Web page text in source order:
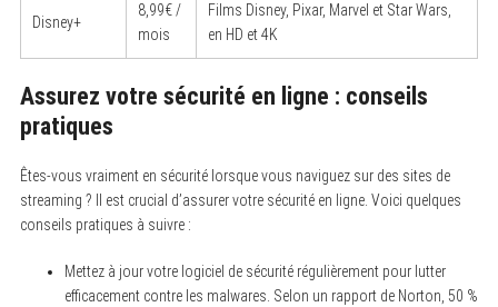
Disney+
8,99€ /
mois
Films Disney, Pixar, Marvel et Star Wars,
en HD et 4K
Assurez votre sécurité en ligne : conseils
pratiques
Êtes-vous vraiment en sécurité lorsque vous naviguez sur des sites de
streaming ? Il est crucial d’assurer votre sécurité en ligne. Voici quelques
conseils pratiques à suivre :
Mettez à jour votre logiciel de sécurité régulièrement pour lutter
efficacement contre les malwares. Selon un rapport de Norton, 50 %